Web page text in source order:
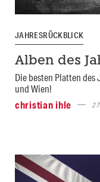
JAHRESRÜCKBLICK
Alben des
Die besten Platten des
und Wien!
christian ihle